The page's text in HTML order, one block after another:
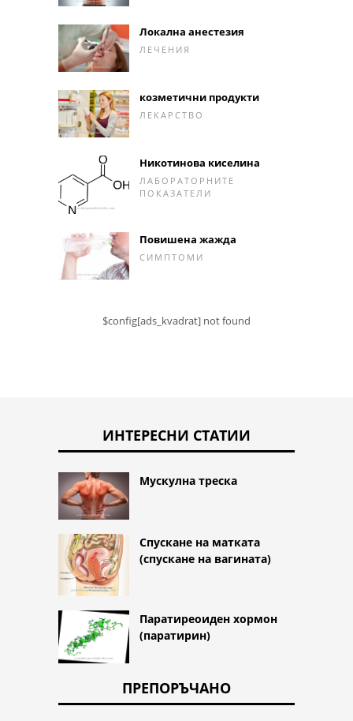
Локална анестезия
ЛЕЧЕНИЯ
козметични продукти
ЛЕКАРСТВО
Никотинова киселина
ЛАБОРАТОРНИТЕ
ПОКАЗАТЕЛИ
Повишена жажда
СИМПТОМИ
$config[ads_kvadrat] not found
ИНТЕРЕСНИ СТАТИИ
Мускулна треска
Спускане на матката
(спускане на вагината)
Паратиреоиден хормон
(паратирин)
ПРЕПОРЪЧАНО